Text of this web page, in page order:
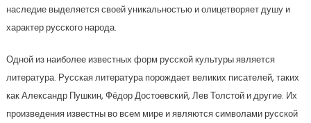
наследие выделяется своей уникальностью и олицетворяет душу и
характер русского народа.
Одной из наиболее известных форм русской культуры является
литература. Русская литература порождает великих писателей, таких
как Александр Пушкин, Фёдор Достоевский, Лев Толстой и другие. Их
произведения известны во всем мире и являются символами русской